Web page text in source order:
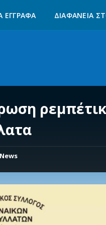
ΈΓΓΡΑΦΑ ΔΙΑΦΆΝΕΙΑ
News